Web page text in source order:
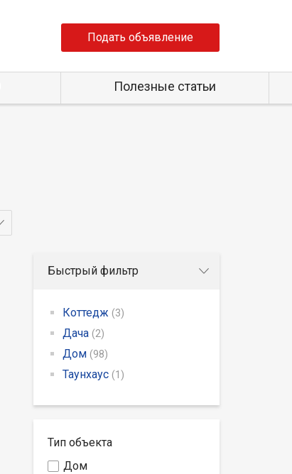
Подать объявление
Полезные статьи
Быстрый фильтр
Коттедж (3)
Дача (2)
Дом (98)
Таунхаус (1)
Тип объекта
Дом